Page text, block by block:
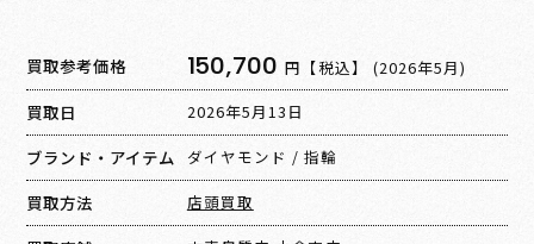
買取参考価格 150,700 円【税込】 (2026年5月)
買取日 2026年5月13日
ブランド・アイテム ダイヤモンド / 指輪
買取方法 店頭買取